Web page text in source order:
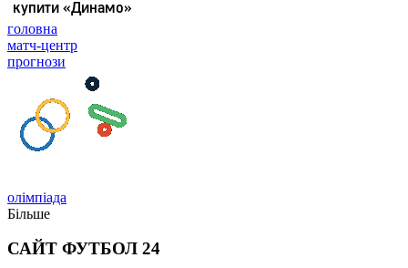
головна
матч-центр
прогнози
олімпіада
Більше
САЙТ ФУТБОЛ 24